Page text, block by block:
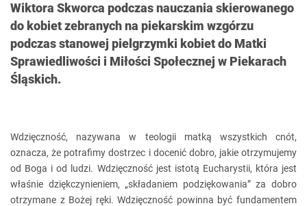
Wiktora Skworca podczas nauczania skierowanego
do kobiet zebranych na piekarskim wzgórzu
podczas stanowej pielgrzymki kobiet do Matki
Sprawiedliwości i Miłości Społecznej w Piekarach
Śląskich.
Wdzięczność, nazywana w teologii matką wszystkich cnót,
oznacza, że potrafimy dostrzec i docenić dobro, jakie otrzymujemy
od Boga i od ludzi. Wdzięczność jest istotą Eucharystii, która jest
właśnie dziękczynieniem, „składaniem podziękowania” za dobro
otrzymane z Bożej ręki. Wdzięczność powinna być fundamentem